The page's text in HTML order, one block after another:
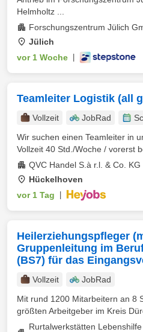
Helmholtz ...
Forschungszentrum Jülich
Jülich
vor 1 Woche
Teamleiter Logistik (all
Vollzeit JobRad
Wir suchen einen Teamleiter in
Vollzeit 40 Std./Woche / vorerst
QVC Handel S.à r.l. & Co. KG
Hückelhoven
vor 1 Tag
Heilerziehungspfleger
Gruppenleitung im
(BS7) für das
Vollzeit
JobRad
Mit rund 1200 Mitarbeitern an 8
größten Arbeitgeber im Kreis
Rurtalwerkstätten